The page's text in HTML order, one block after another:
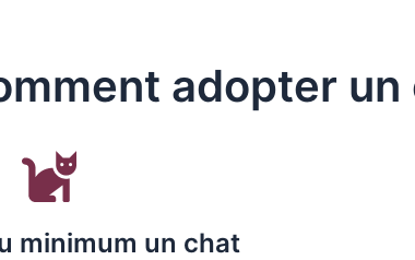
adopter
minimum un chat